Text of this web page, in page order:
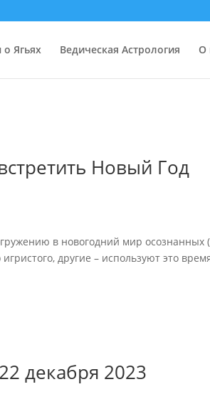
Ягьях Ведическая Астрология О
Новый Год
в новогодний мир осознанных
другие – используют это
декабря 2023